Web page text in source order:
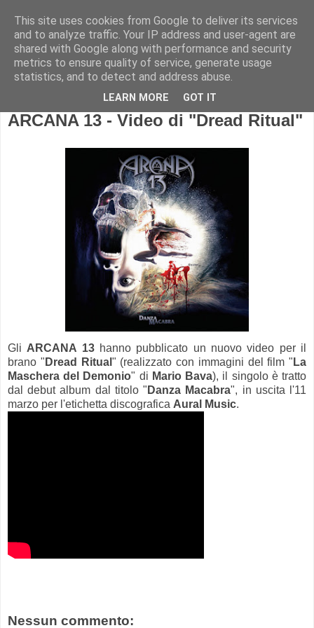
ARCANA 13 - Video di "Dread Ritual"
Gli ARCANA 13hanno pubblicato un nuovo video per il
brano " Dread Ritual " (realizzato con immagini del film " La
Maschera del Demonio" di Mario Bava), il singolo è tratto
dal debut album dal titolo " Danza Macabra", in uscita l'11
marzo per l'etichetta discografica Aural Music.
Nessun commento:
This site uses cookies from Google to deliver its services
and to analyze traffic. Your IP address and user-agent are
shared with Google along with performance and security
metrics to ensure quality of service, generate usage
statistics, and to detect and address abuse.
LEARN MORE GOT IT